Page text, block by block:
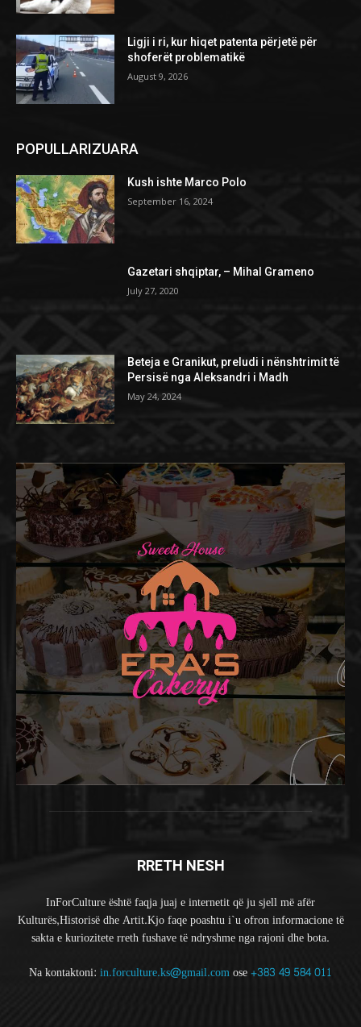
Ligji i ri, kur hiqet patenta përjetë për
shoferët problematikë
August 9, 2026
POPULLARIZUARA
Kush ishte Marco Polo
September 16, 2024
Gazetari shqiptar, – Mihal Grameno
July 27, 2020
Beteja e Granikut, preludi i nënshtrimit të
Persisë nga Aleksandri i Madh
May 24, 2024
RRETH NESH
InForCulture është faqja juaj e internetit që ju sjell më afër
Kulturës,Historisë dhe Artit.Kjo faqe poashtu i`u ofron informacione të
sakta e kuriozitete rreth fushave të ndryshme nga rajoni dhe bota.
Na kontaktoni: in.forculture.ks@gmail.comose+383 49 584 011